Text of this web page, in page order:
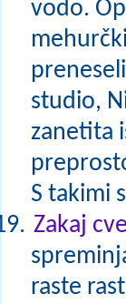
vodo.
studio,
zanetita
S takimi
Zakaj
raste